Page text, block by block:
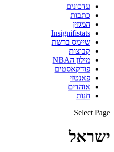
עדכונים
כתבות
המגזין
Insignifistats
שיימס ברשת
קבוצות
מילון הNBA
פודקאסטים
פאנטזי
אוהדים
חנות
Select Page
ישראל